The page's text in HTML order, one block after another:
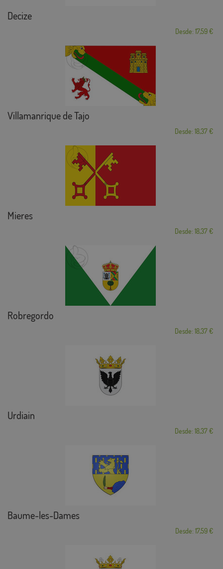
Decize
Desde: 17,59 €
Villamanrique de Tajo
Desde: 18,37 €
Mieres
Desde: 18,37 €
Robregordo
Desde: 18,37 €
Urdiain
Desde: 18,37 €
Baume-les-Dames
Desde: 17,59 €